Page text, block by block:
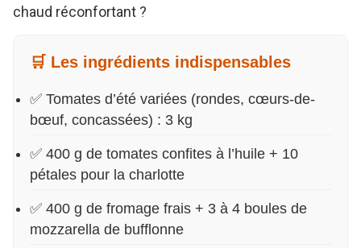
chaud réconfortant ?
🛒 Les ingrédients indispensables
✅ Tomates d’été variées (rondes, cœurs-de-
bœuf, concassées) : 3 kg
✅ 400 g de tomates confites à l’huile + 10
pétales pour la charlotte
✅ 400 g de fromage frais + 3 à 4 boules de
mozzarella de bufflonne